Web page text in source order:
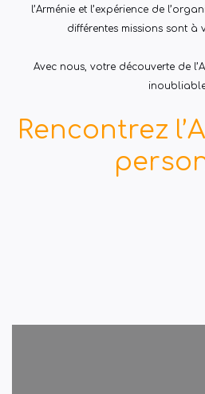
l’Arménie et l’expérience de
différentes missions sont à
Avec nous, votre découverte de
Rencontrez